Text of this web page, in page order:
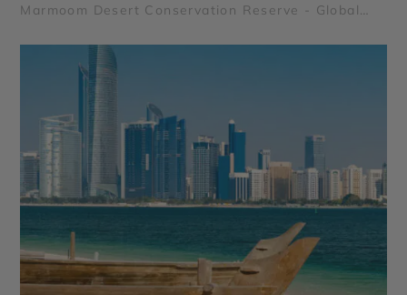
Marmoom Desert Conservation Reserve - Global
Burj Al Arab - Madinat Jumeirah - Dubai Creek &
Abra ride - Al Fahidi Historical District - Dubai
Miracle Garden - The Frame - Palm Jumeirah -
Snoopy Island - Al Zorah Nature Reserve - Wadi
Wurayah - Mleiha Archaeological Centre - Jebel
Jais - Sir Bani Yas Island - Qasr Al Watan - Qasr Al
Hosn - Mosquée Sheikh Zayed - Masdar City -
Mangrove National Park - Forts de Al Aïn -
Emirates Palace Mandarin Oriental - Al Ain Oasis -